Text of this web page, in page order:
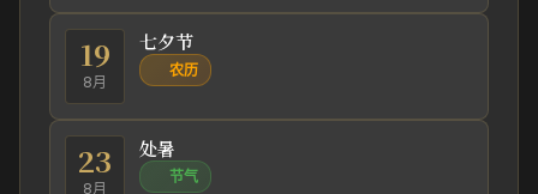
19
8月
七夕节
农历
23
8月
处暑
节气